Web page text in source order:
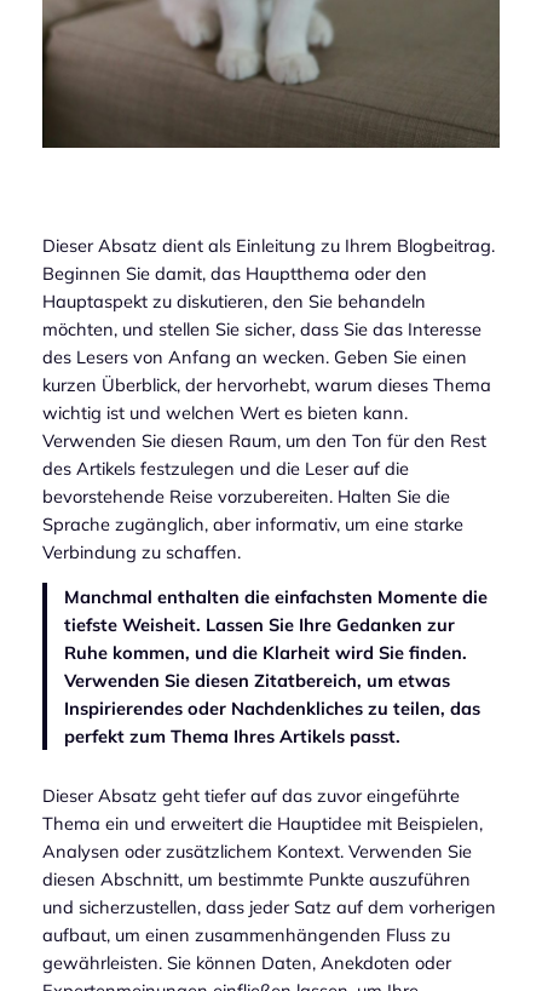
Dieser Absatz dient als Einleitung zu Ihrem Blogbeitrag.
Beginnen Sie damit, das Hauptthema oder den
Hauptaspekt zu diskutieren, den Sie behandeln
möchten, und stellen Sie sicher, dass Sie das Interesse
des Lesers von Anfang an wecken. Geben Sie einen
kurzen Überblick, der hervorhebt, warum dieses Thema
wichtig ist und welchen Wert es bieten kann.
Verwenden Sie diesen Raum, um den Ton für den Rest
des Artikels festzulegen und die Leser auf die
bevorstehende Reise vorzubereiten. Halten Sie die
Sprache zugänglich, aber informativ, um eine starke
Verbindung zu schaffen.
Manchmal enthalten die einfachsten Momente die
tiefste Weisheit. Lassen Sie Ihre Gedanken zur
Ruhe kommen, und die Klarheit wird Sie finden.
Verwenden Sie diesen Zitatbereich, um etwas
Inspirierendes oder Nachdenkliches zu teilen, das
perfekt zum Thema Ihres Artikels passt.
Dieser Absatz geht tiefer auf das zuvor eingeführte
Thema ein und erweitert die Hauptidee mit Beispielen,
Analysen oder zusätzlichem Kontext. Verwenden Sie
diesen Abschnitt, um bestimmte Punkte auszuführen
und sicherzustellen, dass jeder Satz auf dem vorherigen
aufbaut, um einen zusammenhängenden Fluss zu
gewährleisten. Sie können Daten, Anekdoten oder